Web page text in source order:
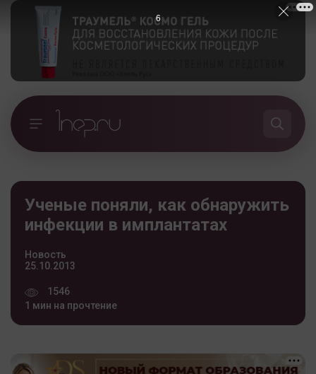
Ученые поняли, как обнаружить
инфекции в имплантатах
Новость
25.10.2013
1546
1 мин на прочтение
5